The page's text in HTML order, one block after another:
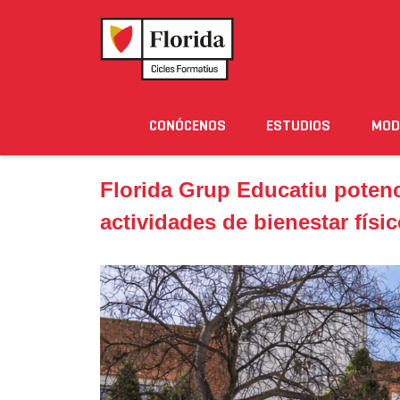
Noticias Eventos Blog Solicita
CONÓCENOS ESTUDIOS
Florida Grup Educatiu
Florida Grup Educatiu
actividades de bienestar